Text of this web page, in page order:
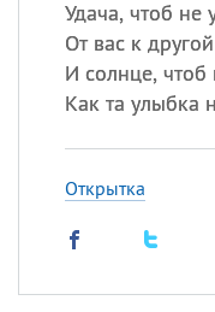
Удача, чтоб не
От вас к
И солнце, чтоб
Как та улыбка
Открытка